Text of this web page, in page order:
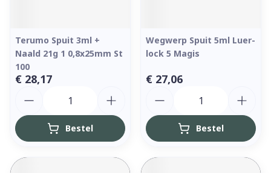
Terumo Spuit 3ml +
Naald 21g 1 0,8x25mm St
100
€ 28,17
Bestel
Wegwerp Spuit 5ml Luer-
lock 5 Magis
€ 27,06
Bestel